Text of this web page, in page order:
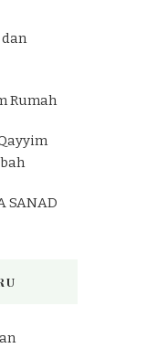
Rumah
SANAD